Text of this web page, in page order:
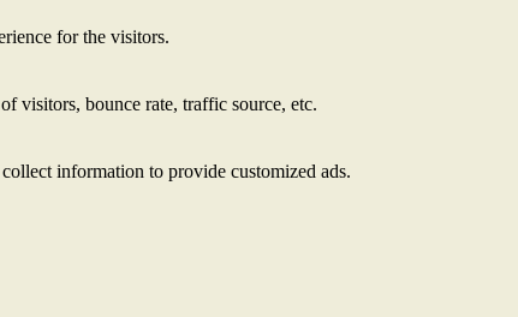
for the visitors.
visitors, bounce rate, traffic source, etc.
information to provide customized ads.